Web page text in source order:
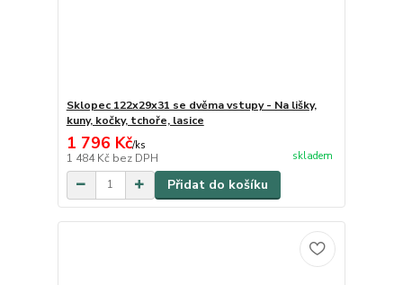
Sklopec 122x29x31 se dvěma vstupy - Na lišky,
kuny, kočky, tchoře, lasice
1 796 Kč/ks
1 484 Kč bez DPH skladem
Přidat do košíku